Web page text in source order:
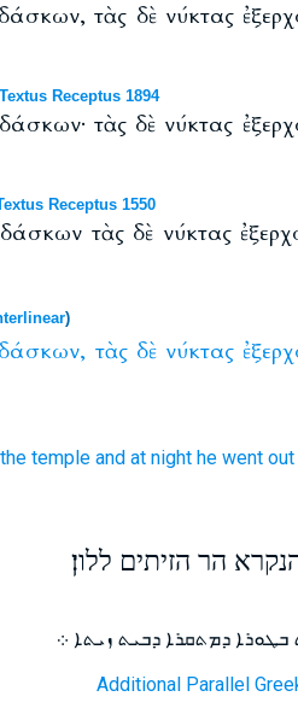
τὰς δὲ νύκτας
Receptus 1894
τὰς δὲ νύκτας
Receptus 1550
τὰς δὲ νύκτας
)
τὰς δὲ νύκτας
the temple and at night he went out
הר הזיתים ללון׃
ܕܡܬܩܪܐ ܕܒܝܬ ܙܝܬܐ ܀
Additional Parallel